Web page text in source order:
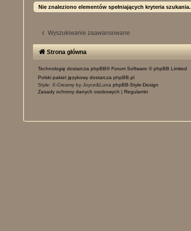
Nie znaleziono elementów spełniających kryteria szukania.
Wyszukiwanie zaawansowane
Strona główna
Technologię dostarczaphpBB® Forum Software © phpBB Limited
Polski pakiet językowy dostarczaphpBB.pl
Style: X-Creamy by Joyce&LunaphpBB-Style-Design
Zasady ochrony danych osobowych |Regulamin